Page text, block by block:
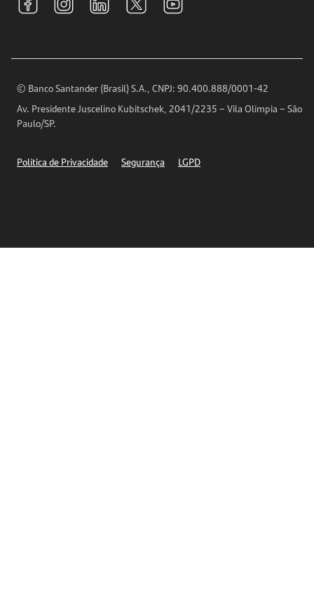
Relações com Investidores
Encontre nossas agências
Horários de Atendimento
Telefones
© Banco Santander (Brasil) S.A., CNPJ: 90.400.888/0001-42
Av. Presidente Juscelino Kubitschek, 2041/2235 – Vila Olímpia – São
Paulo/SP.
Política de Privacidade Segurança LGPD